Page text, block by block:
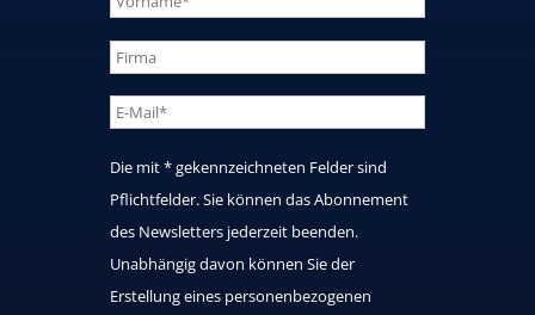
Die mit * gekennzeichneten Felder sind
Pflichtfelder. Sie können das Abonnement
des Newsletters jederzeit beenden.
Unabhängig davon können Sie der
Erstellung eines personenbezogenen